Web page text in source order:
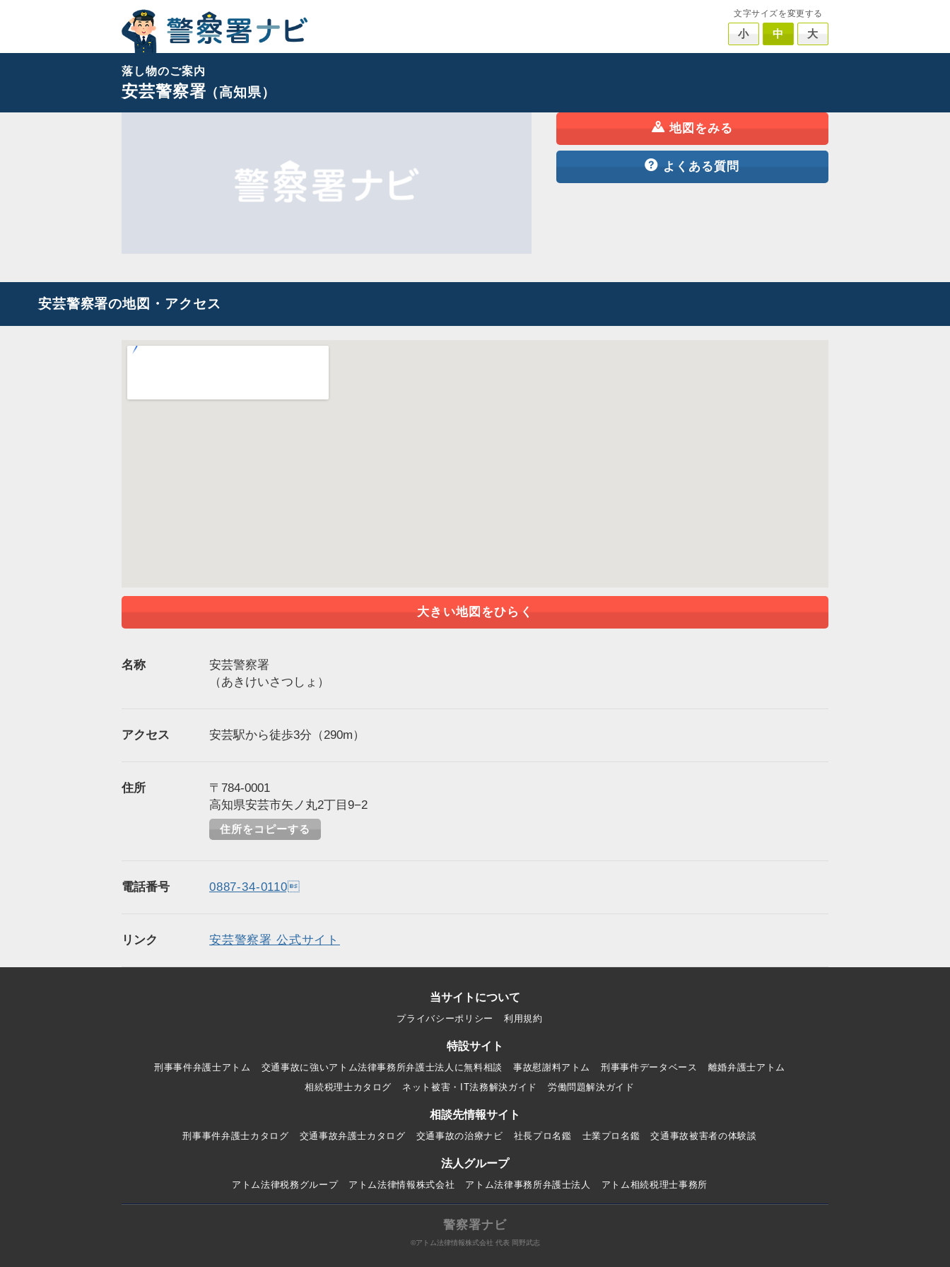
文字サイズを変更する
小 中 大
落し物のご案内
安芸警察署（高知県）
地図をみる
よくある質問
安芸警察署の地図・アクセス
大きい地図をひらく
名称
安芸警察署
（あきけいさつしょ）
アクセス 安芸駅から徒歩3分（290m）
住所
〒784-0001
高知県安芸市矢ノ丸2丁目9−2
住所をコピーする
電話番号 0887-34-0110
リンク 安芸警察署 公式サイト
当サイトについて
プライバシーポリシー 利用規約
特設サイト
刑事事件弁護士アトム 交通事故に強いアトム法律事務所弁護士法人に無料相談 事故慰謝料アトム 刑事事件データベース
離婚弁護士アトム
相続税理士カタログ
ネット被害・IT法務解決ガイド 労働問題解決ガイド
相談先情報サイト
刑事事件弁護士カタログ 交通事故弁護士カタログ 交通事故の治療ナビ 社長プロ名鑑 士業プロ名鑑 交通事故被害者の体験談
法人グループ
アトム法律税務グループ アトム法律情報株式会社 アトム法律事務所弁護士法人 アトム相続税理士事務所
警察署ナビ
©アトム法律情報株式会社 代表 岡野武志